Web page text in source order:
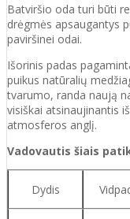
Batviršio oda turi būti
drėgmės apsaugantys
paviršinei odai.
Išorinis padas
puikus natūralių
tvarumo, randa naują
visiškai atsinaujinantis
atmosferos anglį.
Vadovautis šiais
Dydis